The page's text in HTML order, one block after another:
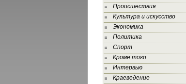
Происшествия
Культура и искусство
Экономика
Политика
Спорт
Кроме того
Интервью
Краеведение